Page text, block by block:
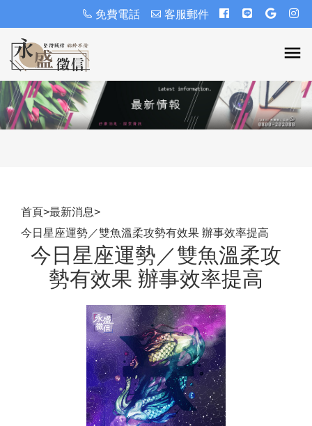
免費電話 客服郵件
首頁>最新消息>
今日星座運勢／雙魚溫柔攻勢有效果 辦事效率提高
今日星座運勢／雙魚溫柔攻
勢有效果 辦事效率提高